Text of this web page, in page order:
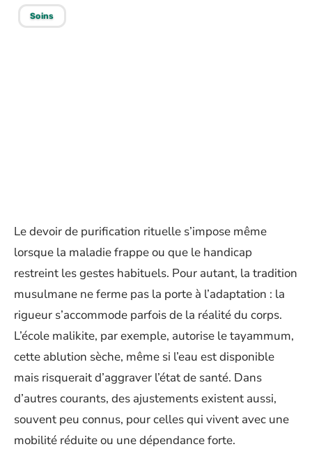
Soins
Le devoir de purification rituelle s’impose même
lorsque la maladie frappe ou que le handicap
restreint les gestes habituels. Pour autant, la tradition
musulmane ne ferme pas la porte à l’adaptation : la
rigueur s’accommode parfois de la réalité du corps.
L’école malikite, par exemple, autorise le tayammum,
cette ablution sèche, même si l’eau est disponible
mais risquerait d’aggraver l’état de santé. Dans
d’autres courants, des ajustements existent aussi,
souvent peu connus, pour celles qui vivent avec une
mobilité réduite ou une dépendance forte.